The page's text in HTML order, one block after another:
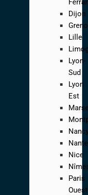
Dijon
Lille
Lyon-
Sud
Lyon
Est
Nice
Paris
Ouest